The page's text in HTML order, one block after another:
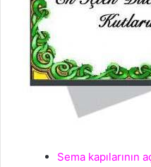
Sema kapılarının